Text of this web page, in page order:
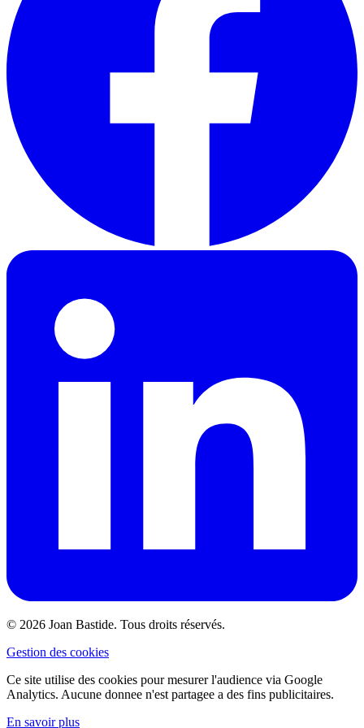
© 2026 Joan Bastide. Tous droits réservés.
Gestion des cookies
Ce site utilise des cookies pour mesurer l'audience via Google
Analytics. Aucune donnee n'est partagee a des fins publicitaires.
En savoir plus